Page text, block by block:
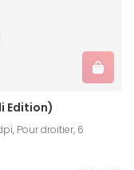
Edition)
Pour droitier, 6